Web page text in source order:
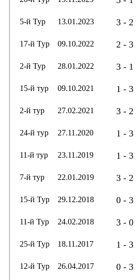
5-й Тур
13.01.2023 3 - 2
17-й Тур
09.10.2022 2 - 3
2-й Тур
28.01.2022 3 - 1
15-й тур
09.10.2021 1 - 3
2-й тур
27.02.2021 3 - 2
24-й тур
27.11.2020 1 - 3
11-й тур
23.11.2019 1 - 3
7-й тур
22.01.2019 3 - 2
15-й Тур
29.12.2018 0 - 3
11-й Тур
24.02.2018 3 - 0
25-й Тур
18.11.2017 1 - 3
12-й Тур
26.04.2017 0 - 3